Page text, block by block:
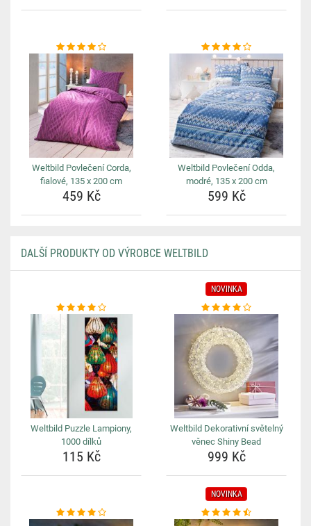
Weltbild Povlečení Corda,
fialové, 135 x 200 cm
459 Kč
Weltbild Povlečení Odda,
modré, 135 x 200 cm
599 Kč
DALŠÍ PRODUKTY OD VÝROBCE WELTBILD
Weltbild Puzzle Lampiony,
1000 dílků
115 Kč
NOVINKA
Weltbild Dekorativní světelný
věnec Shiny Bead
999 Kč
NOVINKA